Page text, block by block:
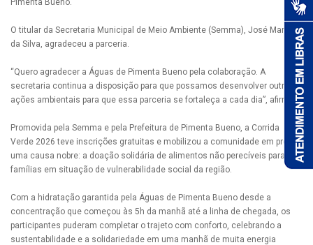
Pimenta Bueno.
O titular da Secretaria Municipal de Meio Ambiente (Semma), José Maria
da Silva, agradeceu a parceria.
“Quero agradecer a Águas de Pimenta Bueno pela colaboração. A
secretaria continua a disposição para que possamos desenvolver outras
ações ambientais para que essa parceria se fortaleça a cada dia”, afirmou.
Promovida pela Semma e pela Prefeitura de Pimenta Bueno, a Corrida
Verde 2026 teve inscrições gratuitas e mobilizou a comunidade em prol de
uma causa nobre: a doação solidária de alimentos não perecíveis para
famílias em situação de vulnerabilidade social da região.
Com a hidratação garantida pela Águas de Pimenta Bueno desde a
concentração que começou às 5h da manhã até a linha de chegada, os
participantes puderam completar o trajeto com conforto, celebrando a
sustentabilidade e a solidariedade em uma manhã de muita energia